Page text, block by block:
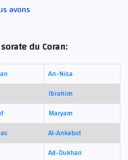
avons
du Coran:
An-Nisa
Ibrahim
Maryam
Al-Ankabut
Ad-Dukhan